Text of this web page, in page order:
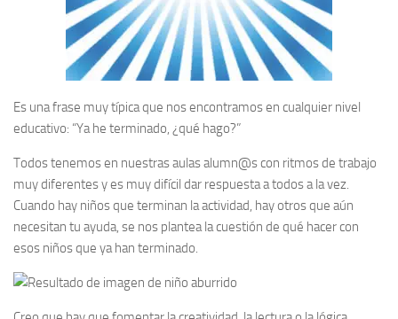
Es una frase muy típica que nos encontramos en cualquier nivel
educativo: “Ya he terminado, ¿qué hago?”
Todos tenemos en nuestras aulas alumn@s con ritmos de trabajo
muy diferentes y es muy difícil dar respuesta a todos a la vez.
Cuando hay niños que terminan la actividad, hay otros que aún
necesitan tu ayuda, se nos plantea la cuestión de qué hacer con
esos niños que ya han terminado.